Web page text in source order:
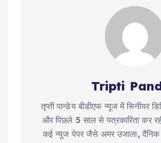
Tripti
तृप्ती पान्डेय बीडीएफ न्यूज में सिनीयर
और पिछले 5 साल से पत्रकारिता कर
कई न्यूज पेपर जैसे अमर उजाला,